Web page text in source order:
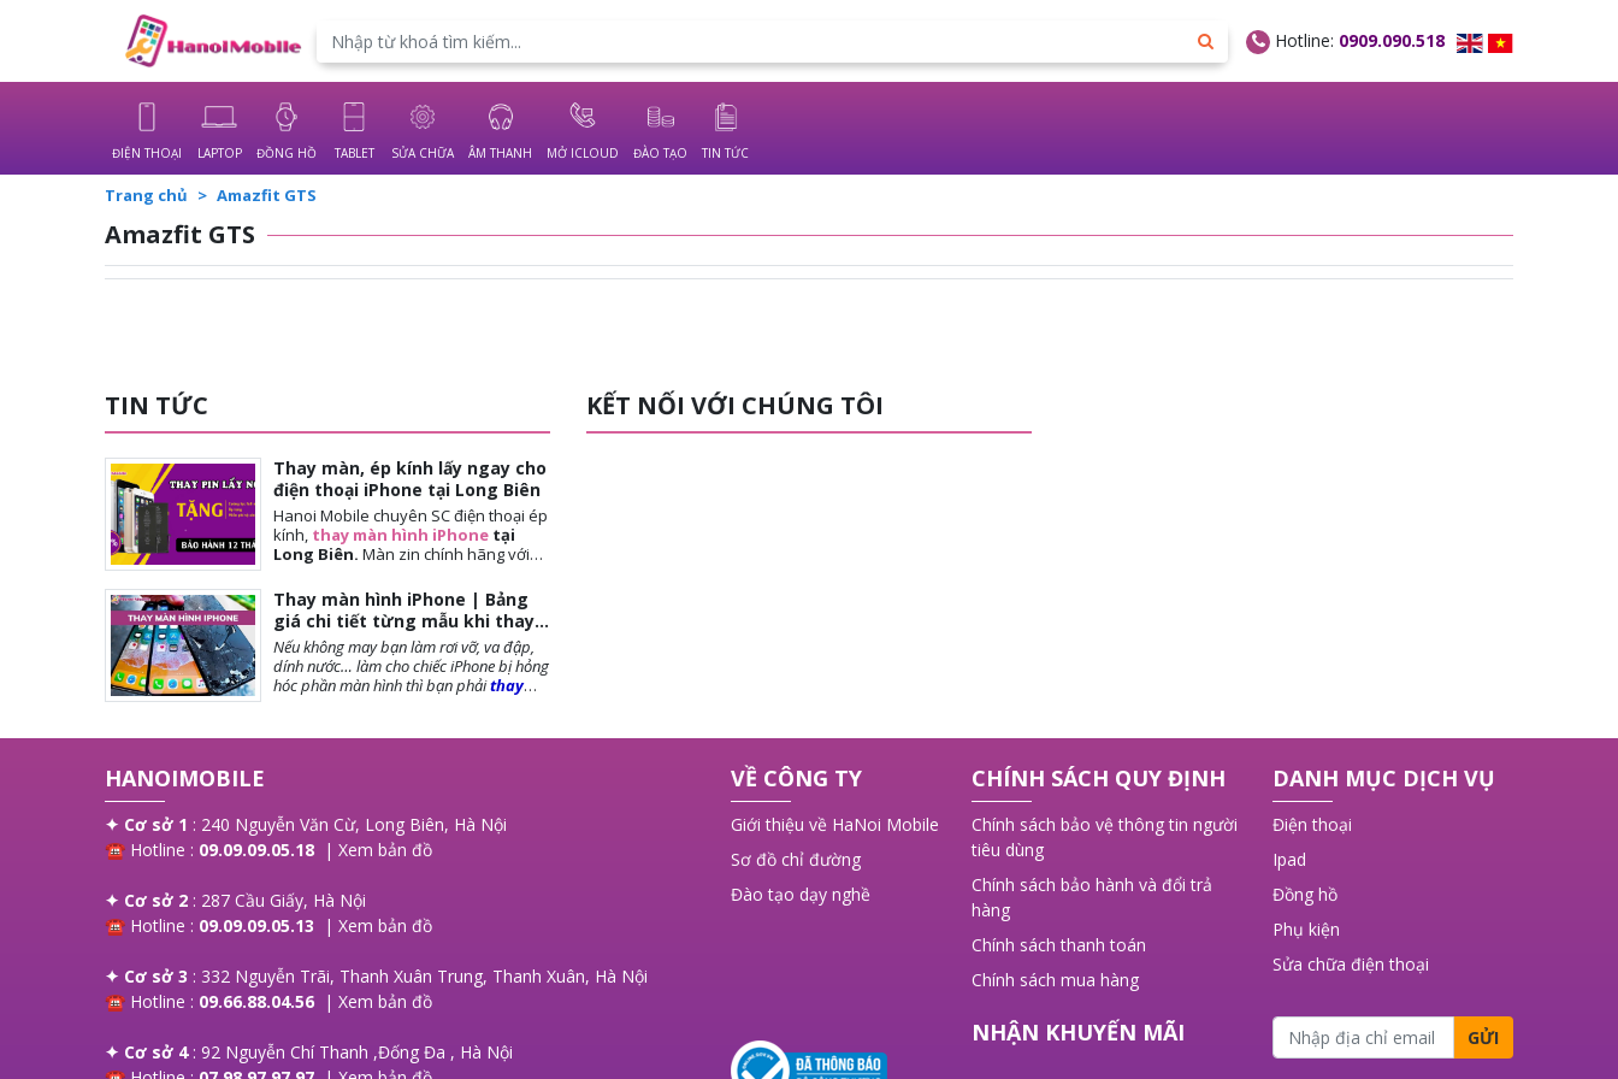
Translate Hotline: 0909.090.518
ĐIỆN THOẠI LAPTOP ĐỒNG HỒ TABLET SỬA CHỮA ÂM THANH MỞ ICLOUD ĐÀO TẠO TIN TỨC
Trang chủ Amazfit GTS
Amazfit GTS
TIN TỨC
Thay màn, ép kính lấy ngay cho
điện thoại iPhone tại Long Biên
Hanoi Mobile chuyên SC điện thoại ép
kính, thay màn hình iPhone tại
Long Biên. Màn zin chính hãng với
đợi nhanh, lấy ngay sau 10-15 phút.
Chế độ bảo hành tốt nhất tới khách
hàng. Tặng cường lực full màn, tặng
ốp lưng, miễn phí vệ sinh máy.
Thay màn hình iPhone | Bảng
giá chi tiết từng mẫu khi thay
màn iPhone
Nếu không may bạn làm rơi vỡ, va đập,
dính nước… làm cho chiếc iPhone bị hỏng
hóc phần màn hình thì bạn phảithay
được dài lâu. Bài viết dưới đây,Hanoi
mời bạn tham khảo!
KẾT NỐI VỚI CHÚNG TÔI
HANOIMOBILE
✦ Cơ sở 1 : 240 Nguyễn Văn Cừ, Long Biên, Hà Nội
☎ Hotline : 09.09.09.05.18 | Xem bản đồ
✦ Cơ sở 2 : 287 Cầu Giấy, Hà Nội
☎ Hotline : 09.09.09.05.13 | Xem bản đồ
✦ Cơ sở 3 : 332 Nguyễn Trãi, Thanh Xuân Trung, Thanh Xuân, Hà Nội
☎ Hotline : 09.66.88.04.56 | Xem bản đồ
✦ Cơ sở 4: 92 Nguyễn Chí Thanh ,Đống Đa , Hà Nội
VỀ CÔNG TY
Giới thiệu về HaNoi Mobile
Sơ đồ chỉ đường
Đào tạo dạy nghề
CHÍNH SÁCH QUY ĐỊNH
Chính sách bảo vệ thông tin người
tiêu dùng
Chính sách bảo hành và đổi trả
hàng
Chính sách thanh toán
Chính sách mua hàng
DANH MỤC DỊCH VỤ
Điện thoại
Ipad
Đồng hồ
Phụ kiện
Sửa chữa điện thoại
NHẬN KHUYẾN MÃI GỬI